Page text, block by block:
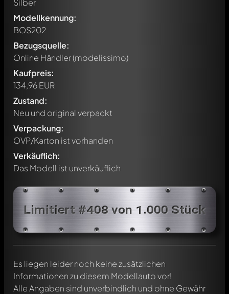
Silber
Modellkennung:
BOS202
Bezugsquelle:
Online Händler (modelissimo)
Kaufpreis:
134,96 EUR
Zustand:
Neu und original verpackt
Verpackung:
OVP/Karton ist vorhanden
Verkäuflich:
Das Modell ist unverkäuflich
Limitiert #408 von 1.000 Stück
Es liegen leider noch keine zusätzlichen
Informationen zu diesem Modellauto vor!
Alle Angaben sind unverbindlich und ohne Gewähr
Schreibe jetzt einen ersten Kommentar zu diesem Modell!
werden. Es ist wie ein Chat.
Verwendung eines@in deiner Nachricht. Sie werden dann
automatisch darüber informiert.